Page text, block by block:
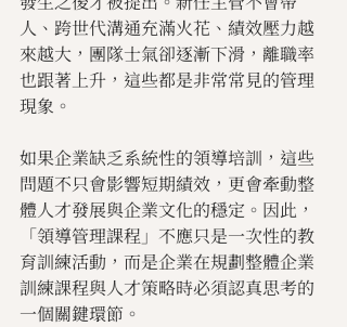
人、跨世代溝通充滿火花、績效壓力越
來越大，團隊士氣卻逐漸下滑，離職率
也跟著上升，這些都是非常常見的管理
現象。
如果企業缺乏系統性的領導培訓，這些
問題不只會影響短期績效，更會牽動整
體人才發展與企業文化的穩定。因此，
「領導管理課程」不應只是一次性的教
育訓練活動，而是企業在規劃整體企業
訓練課程與人才策略時必須認真思考的
一個關鍵環節。